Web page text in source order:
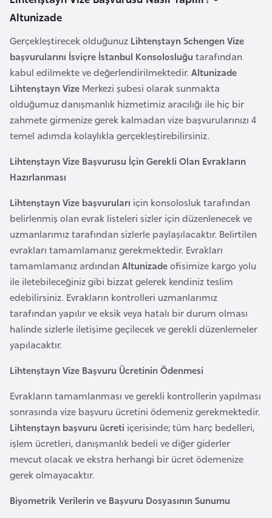
Altunizade
Gerçekleştirecek olduğunuz Lihtenştayn Schengen Vize
başvurularını İsviçre İstanbul Konsolosluğu tarafından
kabul edilmekte ve değerlendirilmektedir. Altunizade
Lihtenştayn Vize Merkezi şubesi olarak sunmakta
olduğumuz danışmanlık hizmetimiz aracılığı ile hiç bir
zahmete girmenize gerek kalmadan vize başvurularınızı 4
temel adımda kolaylıkla gerçekleştirebilirsiniz.
Lihtenştayn Vize Başvurusu İçin Gerekli Olan Evrakların
Hazırlanması
Lihtenştayn Vize başvuruları için konsolosluk tarafından
belirlenmiş olan evrak listeleri sizler için düzenlenecek ve
uzmanlarımız tarafından sizlerle paylaşılacaktır. Belirtilen
evrakları tamamlamanız gerekmektedir. Evrakları
tamamlamanız ardındanAltunizadeofisimize kargo yolu
ile iletebileceğiniz gibi bizzat gelerek kendiniz teslim
edebilirsiniz. Evrakların kontrolleri uzmanlarımız
tarafından yapılır ve eksik veya hatalı bir durum olması
halinde sizlerle iletişime geçilecek ve gerekli düzenlemeler
yapılacaktır.
Lihtenştayn Vize Başvuru Ücretinin Ödenmesi
Evrakların tamamlanması ve gerekli kontrollerin yapılması
sonrasında vize başvuru ücretini ödemeniz gerekmektedir.
Lihtenştayn başvuru ücreti içerisinde; tüm harç bedelleri,
işlem ücretleri, danışmanlık bedeli ve diğer giderler
mevcut olacak ve ekstra herhangi bir ücret ödemenize
gerek olmayacaktır.
Biyometrik Verilerin ve Başvuru Dosyasının Sunumu
a
s
o
Ç
a
d
Ç
e
C
u
m
h
u
r
i
y
e
t
i
C
e
z
a
y
i
r